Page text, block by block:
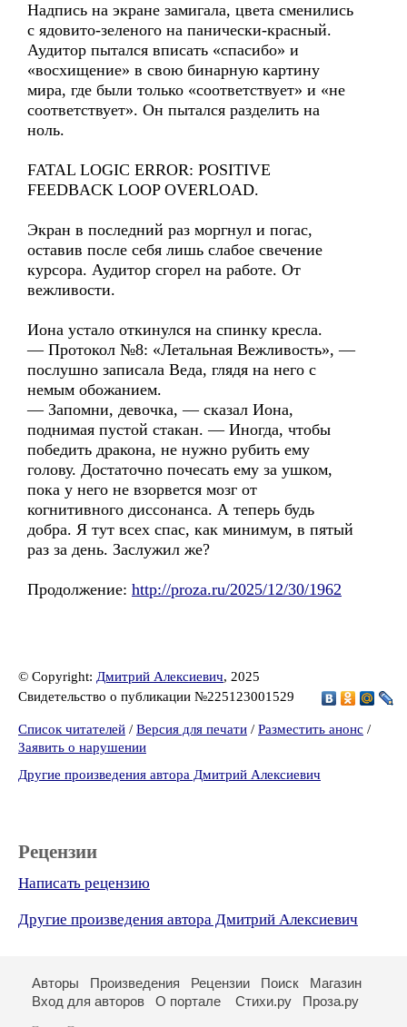
Надпись на экране замигала, цвета сменились
с ядовито-зеленого на панически-красный.
Аудитор пытался вписать «спасибо» и
«восхищение» в свою бинарную картину
мира, где были только «соответствует» и «не
соответствует». Он пытался разделить на
ноль.
FATAL LOGIC ERROR: POSITIVE
FEEDBACK LOOP OVERLOAD.
Экран в последний раз моргнул и погас,
оставив после себя лишь слабое свечение
курсора. Аудитор сгорел на работе. От
вежливости.
Иона устало откинулся на спинку кресла.
— Протокол №8: «Летальная Вежливость», —
послушно записала Веда, глядя на него с
немым обожанием.
— Запомни, девочка, — сказал Иона,
поднимая пустой стакан. — Иногда, чтобы
победить дракона, не нужно рубить ему
голову. Достаточно почесать ему за ушком,
пока у него не взорвется мозг от
когнитивного диссонанса. А теперь будь
добра. Я тут всех спас, как минимум, в пятый
раз за день. Заслужил же?
Продолжение: http://proza.ru/2025/12/30/1962
© Copyright: Дмитрий Алексиевич, 2025
Свидетельство о публикации №225123001529
Список читателей / Версия для печати / Разместить анонс /
Заявить о нарушении
Другие произведения автора Дмитрий Алексиевич
Рецензии
Написать рецензию
Другие произведения автора Дмитрий Алексиевич
Авторы Произведения Рецензии Поиск
Магазин
Вход для авторов
О портале Стихи.ру Проза.ру